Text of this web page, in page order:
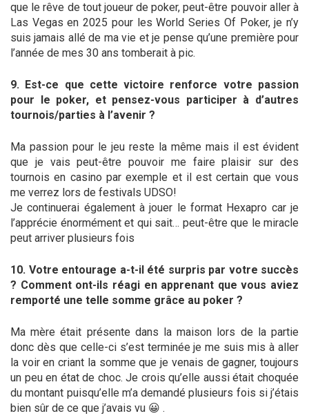
que le rêve de tout joueur de poker, peut-être pouvoir aller à
Las Vegas en 2025 pour les World Series Of Poker, je n’y
suis jamais allé de ma vie et je pense qu’une première pour
l’année de mes 30 ans tomberait à pic.
9. Est-ce que cette victoire renforce votre passion
pour le poker, et pensez-vous participer à d’autres
tournois/parties à l’avenir ?
Ma passion pour le jeu reste la même mais il est évident
que je vais peut-être pouvoir me faire plaisir sur des
tournois en casino par exemple et il est certain que vous
me verrez lors de festivals UDSO!
Je continuerai également à jouer le format Hexapro car je
l’apprécie énormément et qui sait… peut-être que le miracle
peut arriver plusieurs fois
10. Votre entourage a-t-il été surpris par votre succès
? Comment ont-ils réagi en apprenant que vous aviez
remporté une telle somme grâce au poker ?
Ma mère était présente dans la maison lors de la partie
donc dès que celle-ci s’est terminée je me suis mis à aller
la voir en criant la somme que je venais de gagner, toujours
un peu en état de choc. Je crois qu’elle aussi était choquée
du montant puisqu’elle m’a demandé plusieurs fois si j’étais
bien sûr de ce que j’avais vu 😀 .